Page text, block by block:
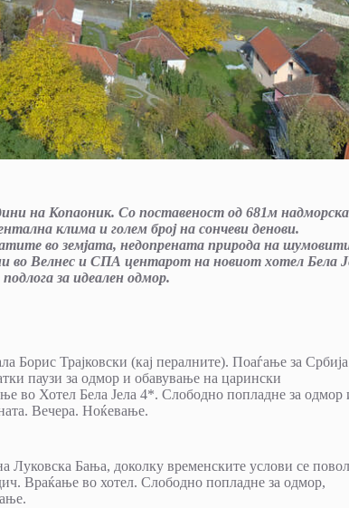
на Копаоник. Со поставеност од 681м надморска
клима и голем број на сончеви денови.
во земјата, недопрената природа на
во Велнес и СПА центарот на новиот хотел Бела
за идеален одмор.
Борис Трајковски (кај пералните). Поаѓање за
паузи за одмор и обавување на царински
во Хотел Бела Јела 4*. Слободно попладне за одмор
Вечера. Ноќевање.
Бањa, доколку временските услови се
Враќање во хотел. Слободно попладне за одмор,